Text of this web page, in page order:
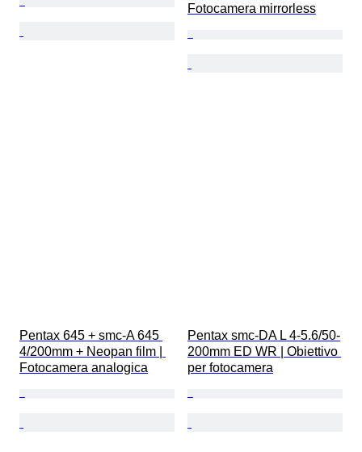
Fotocamera mirrorless
Pentax 645 + smc-A 645
4/200mm + Neopan film |
Fotocamera analogica
Pentax smc-DA L 4-5.6/50-
200mm ED WR | Obiettivo
per fotocamera